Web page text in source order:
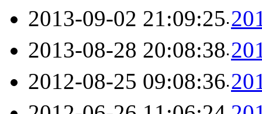
2013-09-02 21:09:25
2013-08-28 20:08:38
2012-08-25 09:08:36